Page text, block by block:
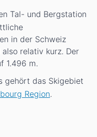
Tal- und Bergstation
in der Schweiz
relativ kurz. Der
1.496 m.
gehört das Skigebiet
Region.